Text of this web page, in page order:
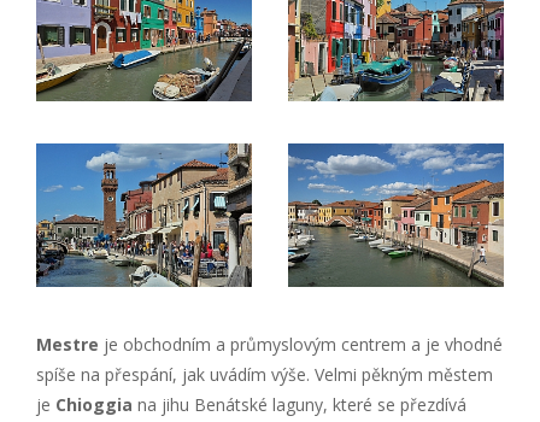
Mestre je obchodním a průmyslovým centrem a je vhodné
spíše na přespání, jak uvádím výše. Velmi pěkným městem
je Chioggia na jihu Benátské laguny, které se přezdívá